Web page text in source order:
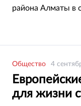
района Алматы в
Общество 4
для жизни